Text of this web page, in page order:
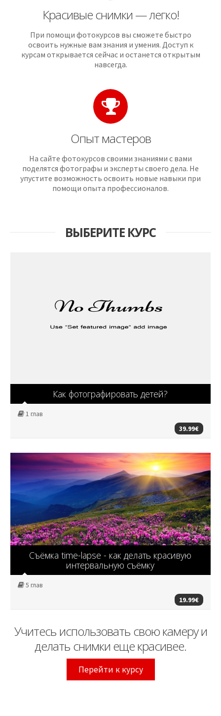
Красивые снимки — легко!
При помощи фотокурсов вы сможете быстро
освоить нужные вам знания и умения. Доступ к
курсам открывается сейчас и останется открытым
навсегда.
Опыт мастеров
На сайте фотокурсов своими знаниями с вами
поделятся фотографы и эксперты своего дела. Не
упустите возможность освоить новые навыки при
помощи опыта профессионалов.
ВЫБЕРИТЕ КУРС
Как фотографировать детей?
1 глав
39.99€
Съёмка time-lapse - как делать красивую
интервальную съёмку
5 глав
19.99€
Учитесь использовать свою камеру и
делать снимки еще красивее.
Перейти к курсу